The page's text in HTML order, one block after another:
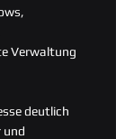
Verwaltung
deutlich
und